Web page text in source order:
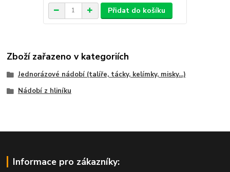
Přidat do košíku
Zboží zařazeno v kategoriích
Jednorázové nádobí (talíře, tácky, kelímky, misky...)
Nádobí z hliníku
Informace pro zákazníky: